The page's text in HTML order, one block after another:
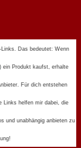
Das bedeutet: Wenn
) ein Produkt kaufst, erhalte
Für dich entstehen
Links helfen mir dabei, die
und unabhängig anbieten zu